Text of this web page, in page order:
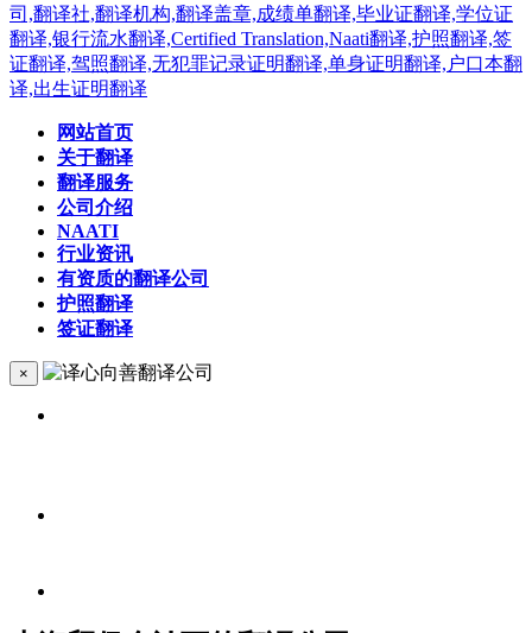
网站首页
关于翻译
翻译服务
公司介绍
NAATI
行业资讯
有资质的翻译公司
护照翻译
签证翻译
×